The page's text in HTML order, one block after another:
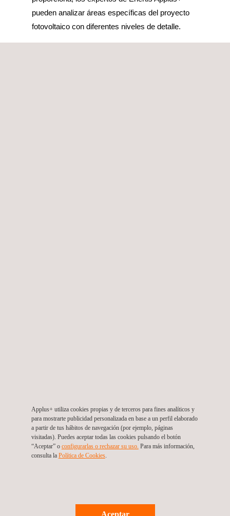
pueden analizar áreas específicas del proyecto
fotovoltaico con diferentes niveles de detalle.
A QUIÉN VA DIRIGIDO
La herramienta de inspección fotovoltaica inteligente se utiliza
Applus+ utiliza cookies propias y de terceros para fines analíticos y
para mostrarte publicidad personalizada en base a un perfil elaborado
a partir de tus hábitos de navegación (por ejemplo, páginas
visitadas). Puedes aceptar todas las cookies pulsando el botón
“Aceptar” o configurarlas o rechazar su uso. Para más información,
consulta la Política de Cookies.
Aceptar